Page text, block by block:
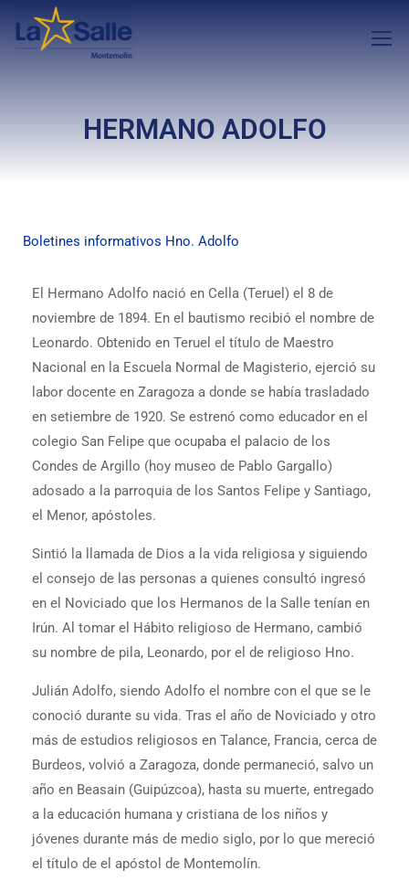
HERMANO ADOLFO
Boletines informativos Hno. Adolfo
El Hermano Adolfo nació en Cella (Teruel) el 8 de
noviembre de 1894. En el bautismo recibió el nombre de
Leonardo. Obtenido en Teruel el título de Maestro
Nacional en la Escuela Normal de Magisterio, ejerció su
labor docente en Zaragoza a donde se había trasladado
en setiembre de 1920. Se estrenó como educador en el
colegio San Felipe que ocupaba el palacio de los
Condes de Argillo (hoy museo de Pablo Gargallo)
adosado a la parroquia de los Santos Felipe y Santiago,
el Menor, apóstoles.
Sintió la llamada de Dios a la vida religiosa y siguiendo
el consejo de las personas a quienes consultó ingresó
en el Noviciado que los Hermanos de la Salle tenían en
Irún. Al tomar el Hábito religioso de Hermano, cambió
su nombre de pila, Leonardo, por el de religioso Hno.
Julián Adolfo, siendo Adolfo el nombre con el que se le
conoció durante su vida. Tras el año de Noviciado y otro
más de estudios religiosos en Talance, Francia, cerca de
Burdeos, volvió a Zaragoza, donde permaneció, salvo un
año en Beasain (Guipúzcoa), hasta su muerte, entregado
a la educación humana y cristiana de los niños y
jóvenes durante más de medio siglo, por lo que mereció
el título de el apóstol de Montemolín.